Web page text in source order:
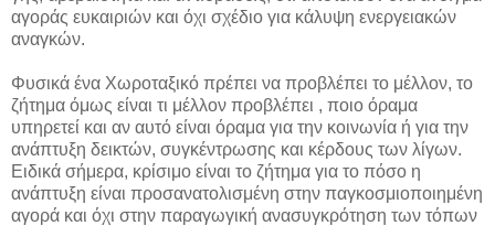
αγοράς ευκαιριών και όχι σχέδιο για κάλυψη ενεργειακών
αναγκών.
Φυσικά ένα Χωροταξικό πρέπει να προβλέπει το μέλλον, το
ζήτημα όμως είναι τι μέλλον προβλέπει , ποιο όραμα
υπηρετεί και αν αυτό είναι όραμα για την κοινωνία ή για την
ανάπτυξη δεικτών, συγκέντρωσης και κέρδους των λίγων.
Ειδικά σήμερα, κρίσιμο είναι το ζήτημα για το πόσο η
ανάπτυξη είναι προσανατολισμένη στην παγκοσμιοποιημένη
αγορά και όχι στην παραγωγική ανασυγκρότηση των τόπων